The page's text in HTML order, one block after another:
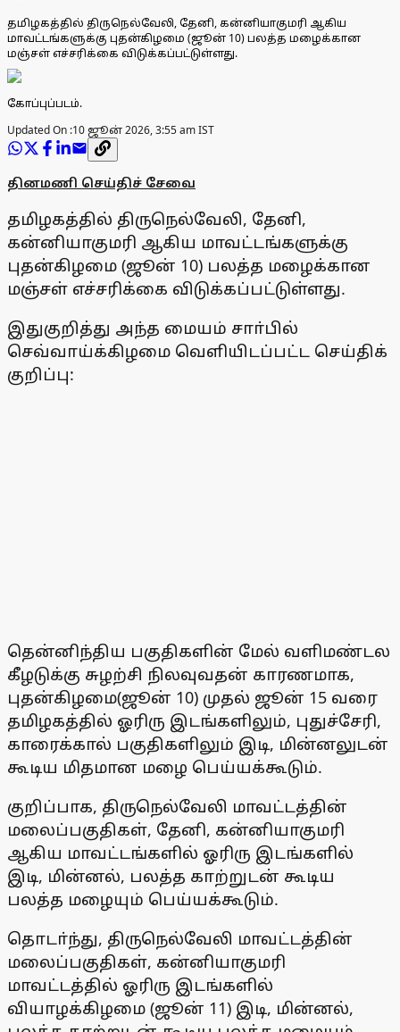
தமிழகத்தில் திருநெல்வேலி, தேனி, கன்னியாகுமரி ஆகிய
மாவட்டங்களுக்கு புதன்கிழமை (ஜூன் 10) பலத்த மழைக்கான
மஞ்சள் எச்சரிக்கை விடுக்கப்பட்டுள்ளது.
கோப்புப்படம்.
Updated On :10 ஜூன் 2026, 3:55 am IST
தினமணி செய்திச் சேவை
தமிழகத்தில் திருநெல்வேலி, தேனி,
கன்னியாகுமரி ஆகிய மாவட்டங்களுக்கு
புதன்கிழமை (ஜூன் 10) பலத்த மழைக்கான
மஞ்சள் எச்சரிக்கை விடுக்கப்பட்டுள்ளது.
இதுகுறித்து அந்த மையம் சாா்பில்
செவ்வாய்க்கிழமை வெளியிடப்பட்ட செய்திக்
குறிப்பு:
தென்னிந்திய பகுதிகளின் மேல் வளிமண்டல
கீழடுக்கு சுழற்சி நிலவுவதன் காரணமாக,
புதன்கிழமை(ஜூன் 10) முதல் ஜூன் 15 வரை
தமிழகத்தில் ஓரிரு இடங்களிலும், புதுச்சேரி,
காரைக்கால் பகுதிகளிலும் இடி, மின்னலுடன்
கூடிய மிதமான மழை பெய்யக்கூடும்.
குறிப்பாக, திருநெல்வேலி மாவட்டத்தின்
மலைப்பகுதிகள், தேனி, கன்னியாகுமரி
ஆகிய மாவட்டங்களில் ஓரிரு இடங்களில்
இடி, மின்னல், பலத்த காற்றுடன் கூடிய
பலத்த மழையும் பெய்யக்கூடும்.
தொடா்ந்து, திருநெல்வேலி மாவட்டத்தின்
மலைப்பகுதிகள், கன்னியாகுமரி
மாவட்டத்தில் ஓரிரு இடங்களில்
வியாழக்கிழமை (ஜூன் 11) இடி, மின்னல்,